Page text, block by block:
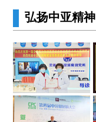
弘扬中亚精神